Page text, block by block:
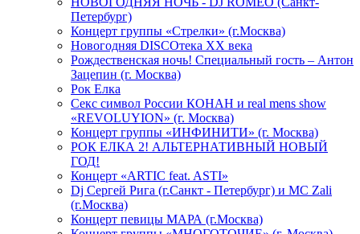
Петербург)
Концерт группы «Стрелки» (г.Москва)
Новогодняя DISCOтека ХХ века
Рождественская ночь! Специальный гость – Антон
Зацепин (г. Москва)
Рок Елка
Секс символ России КОНАН и real mens show
«REVOLUYION» (г. Москва)
Концерт группы «ИНФИНИТИ» (г. Москва)
РОК ЕЛКА 2! АЛЬТЕРНАТИВНЫЙ НОВЫЙ
ГОД!
Концерт «ARTIC feat. ASTI»
Dj Сергей Рига (г.Санкт - Петербург) и MC Zali
(г.Москва)
Концерт певицы МАРА (г.Москва)